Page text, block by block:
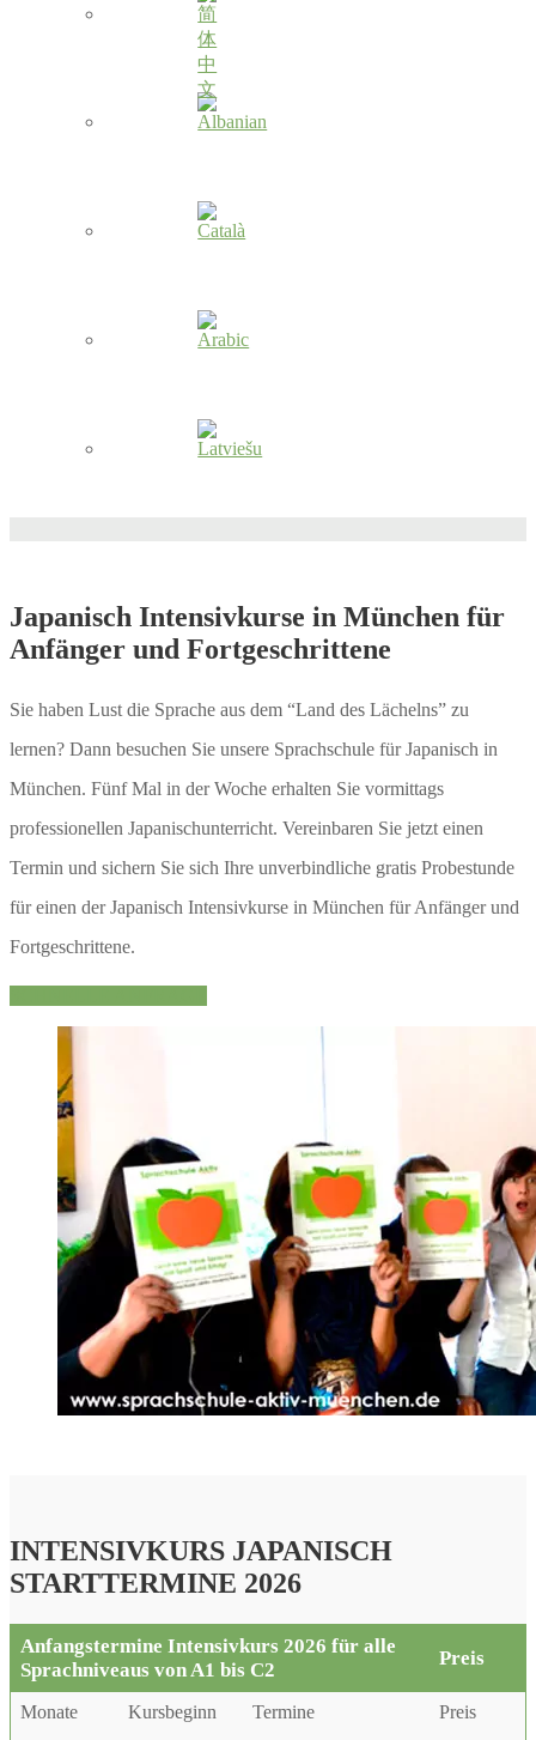
Japanisch Intensivkurse in München für
Anfänger und Fortgeschrittene
Sie haben Lust die Sprache aus dem “Land des Lächelns” zu
lernen? Dann besuchen Sie unsere Sprachschule für Japanisch in
München. Fünf Mal in der Woche erhalten Sie vormittags
professionellen Japanischunterricht. Vereinbaren Sie jetzt einen
Termin und sichern Sie sich Ihre unverbindliche gratis Probestunde
für einen der Japanisch Intensivkurse in München für Anfänger und
Fortgeschrittene.
INTENSIVKURS JAPANISCH
STARTTERMINE 2026
Anfangstermine Intensivkurs 2026 für alle
Sprachniveaus von A1 bis C2
Preis
Monate Kursbeginn Termine
Preis